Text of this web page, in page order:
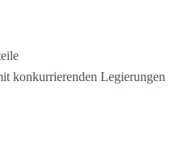
konkurrierenden Legierungen